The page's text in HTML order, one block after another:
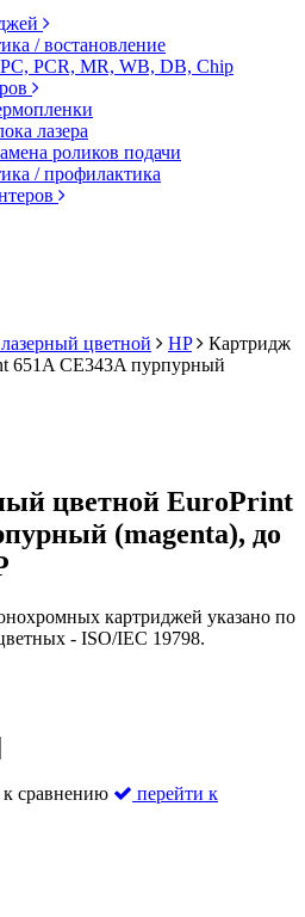
/ востановление
PCR, MR, WB, DB, Chip
лазера
роликов подачи
/ профилактика
цветной HP
Картридж
651A CE343A пурпурный
цветной EuroPrint
(magenta), до
картриджей указано по
- ISO/IEC 19798.
к сравнению
перейти к